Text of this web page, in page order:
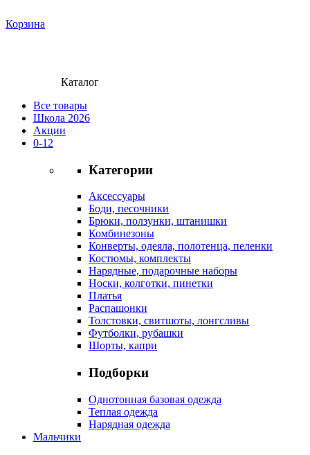
Корзина
Каталог
Все товары
Школа 2026
Акции
0-12
Категории
Аксессуары
Боди, песочники
Брюки, ползунки, штанишки
Комбинезоны
Конверты, одеяла, полотенца, пеленки
Костюмы, комплекты
Нарядные, подарочные наборы
Носки, колготки, пинетки
Платья
Распашонки
Толстовки, свитшоты, лонгсливы
Футболки, рубашки
Шорты, капри
Подборки
Однотонная базовая одежда
Теплая одежда
Нарядная одежда
Мальчики